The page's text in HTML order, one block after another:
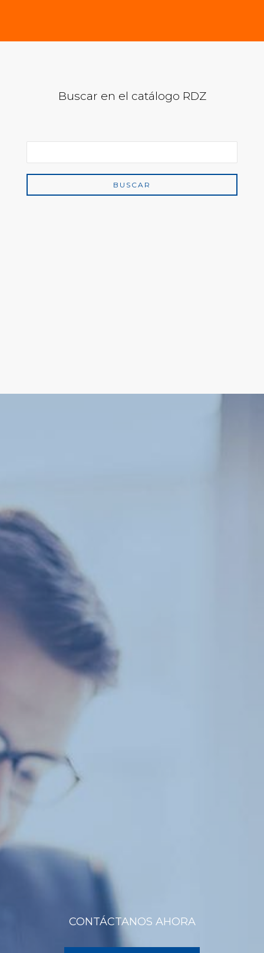
Buscar en el catálogo RDZ
CONTÁCTANOS AHORA